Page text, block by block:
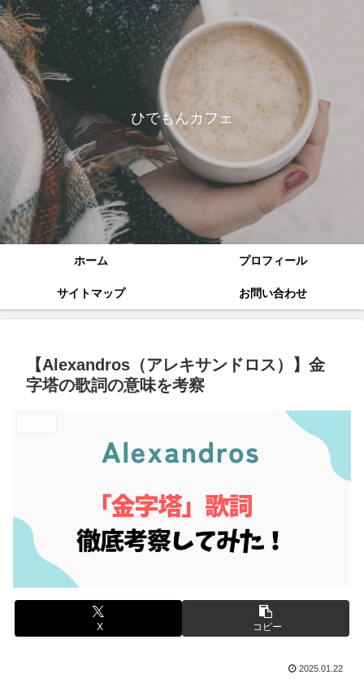
ひでもんカフェ
ホーム プロフィール
サイトマップ お問い合わせ
【Alexandros（アレキサンドロス）】金
字塔の歌詞の意味を考察
X コピー
2025.01.22